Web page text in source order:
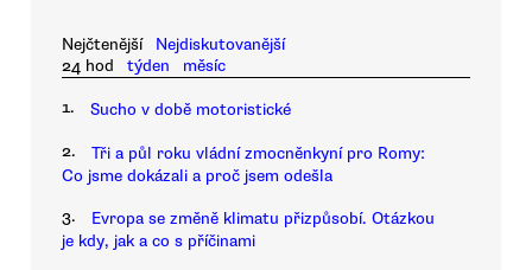
Nejčtenější
Nejdiskutovanější
24 hod
týden měsíc
1. Sucho v době motoristické
2.
Tři a půl roku vládní zmocněnkyní pro Romy:
Co jsme dokázali a proč jsem odešla
3.
Evropa se změně klimatu přizpůsobí. Otázkou
je kdy, jak a co s příčinami